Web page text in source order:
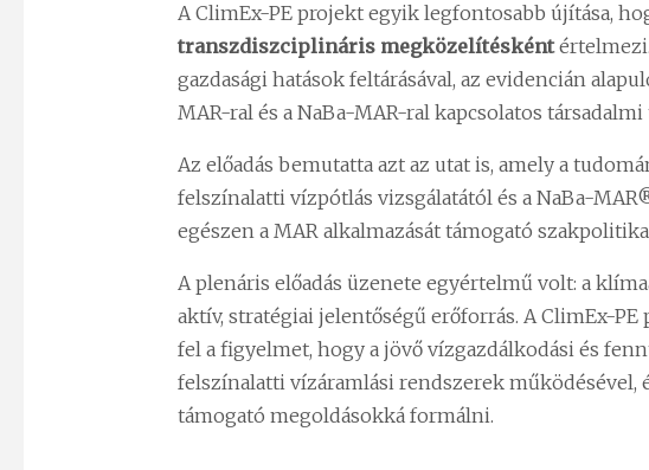
A ClimEx-PE projekt egyik legfontosabb újítása,
transzdiszciplináris megközelítésként
gazdasági hatások feltárásával, az evidencián
MAR-ral és a NaBa-MAR-ral kapcsolatos
Az előadás bemutatta azt az utat is, amely a
felszínalatti vízpótlás vizsgálatától és a NaBa-
egészen a MAR alkalmazását támogató
A plenáris előadás üzenete egyértelmű volt: a
aktív, stratégiai jelentőségű erőforrás. A ClimEx-
fel a figyelmet, hogy a jövő vízgazdálkodási és
felszínalatti vízáramlási rendszerek működésével,
támogató megoldásokká formálni.